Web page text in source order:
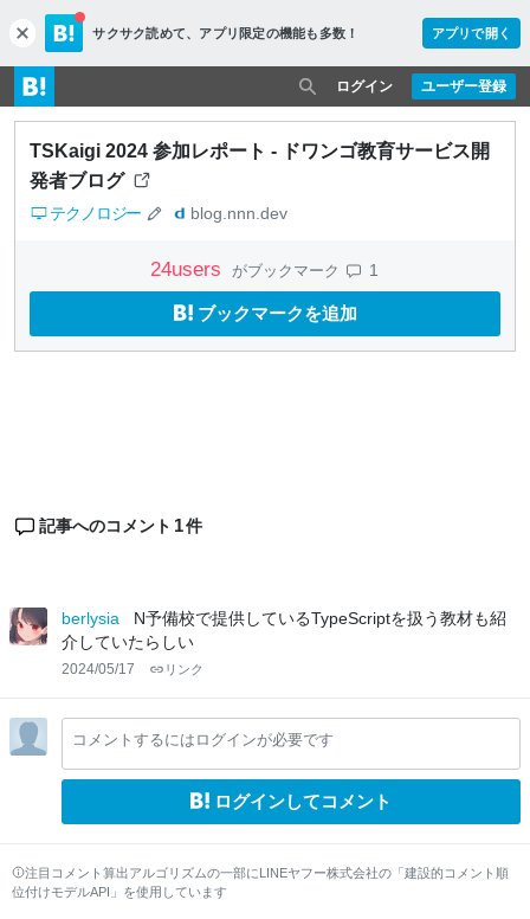
c
l
o
s
e
サクサク読めて、 アプリ限定の機能も多数！ アプリで開く
ユーザー登録
ログイン
TSKaigi 2024 参加レポート - ドワンゴ教育サービス開
発者ブログ
テクノロジー blog.nnn.dev
24users がブックマーク 1
ブックマークを追加
記事へのコメント 1件
berlysia
N予備校で提供しているTypeScriptを扱う教材も紹
介していたらしい
2024/05/17 リンク
コメントするにはログインが必要です
ログインしてコメント
注目コメント算出アルゴリズムの一部にLINEヤフー株式会社の「建設的コメント順
位付けモデルAPI」を使用しています